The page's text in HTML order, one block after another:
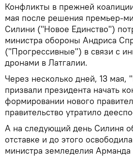
Конфликты в прежней
мая после решения премьер-
Силини ("Новое Единство")
министра обороны Андриса
("Прогрессивные") в связи с
дронами в Латгалии.
Через несколько дней, 13 мая,
призвали президента начать
формировании нового
правительство утратило
А на следующий день Силиня
отставке и до этого
министра земледелия